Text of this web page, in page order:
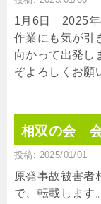
1月6日 2025年
作業にも気が引
向かって出発し
ぞよろしくお願
相双の会
投稿: 2025/01/01
原発事故被害
で、転載します